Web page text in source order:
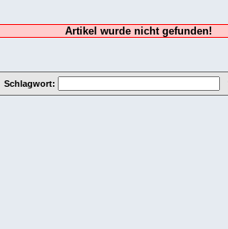
Artikel wurde nicht gefunden!
Schlagwort: